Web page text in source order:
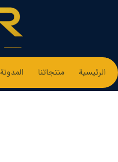
الرئيسية منتجاتنا المدونة